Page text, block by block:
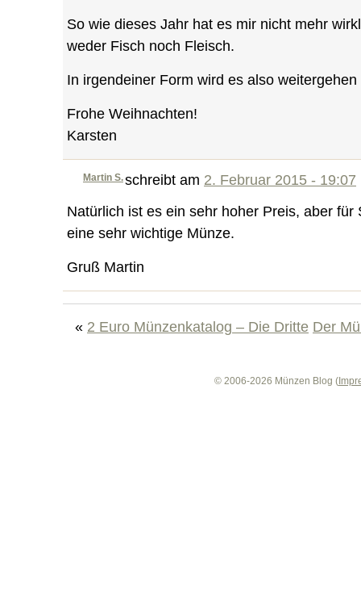
So wie dieses Jahr hat es mir nicht mehr
weder Fisch noch Fleisch.
In irgendeiner Form wird es also
Frohe Weihnachten!
Karsten
Martin S.schreibt am 2. Februar 2015 - 19:07
Natürlich ist es ein sehr hoher Preis, aber für
eine sehr wichtige Münze.
Gruß Martin
« 2 Euro Münzenkatalog – Die Dritte Der
© 2006-2026 Münzen Blog (